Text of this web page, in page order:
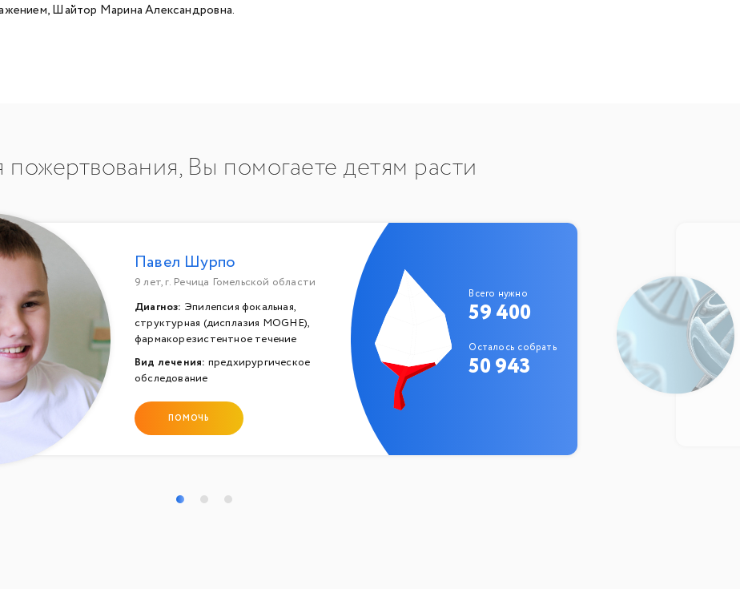
Шайтор Марина Александровна.
пожертвования, Вы помогаете детям расти
Павел Шурпо
9 лет, г. Речица Гомельской области
Диагноз: Эпилепсия фокальная,
структурная (дисплазия MOGHE),
фармакорезистентное течение
Вид лечения: предхирургическое
обследование
ПОМОЧЬ
Всего нужно
59 400
Осталось собрать
50 943